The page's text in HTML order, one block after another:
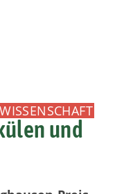
WISSENSCHAFT
und